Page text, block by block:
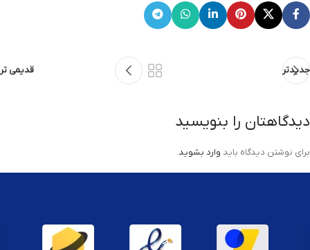
جدیدتر قدیمی تر
دیدگاهتان را بنویسید
برای نوشتن دیدگاه باید وارد بشوید.